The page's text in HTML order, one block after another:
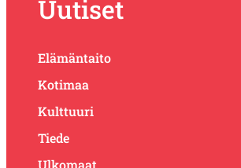
Uutiset
Elämäntaito
Kotimaa
Kulttuuri
Tiede